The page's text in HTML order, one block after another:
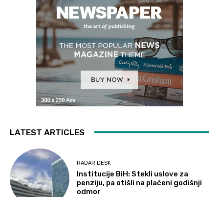
LATEST ARTICLES
RADAR DESK
Institucije BiH: Stekli uslove za
penziju, pa otišli na plaćeni godišnji
odmor